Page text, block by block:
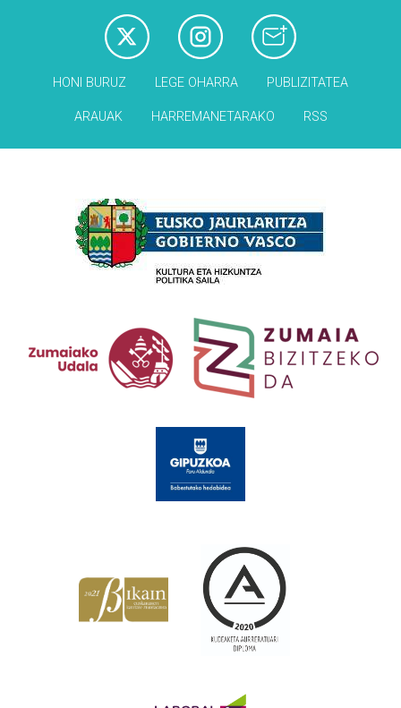
HONI BURUZ LEGE OHARRA PUBLIZITATEA
ARAUAK HARREMANETARAKO RSS